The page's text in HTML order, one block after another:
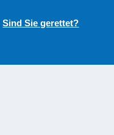
Sind Sie gerettet?